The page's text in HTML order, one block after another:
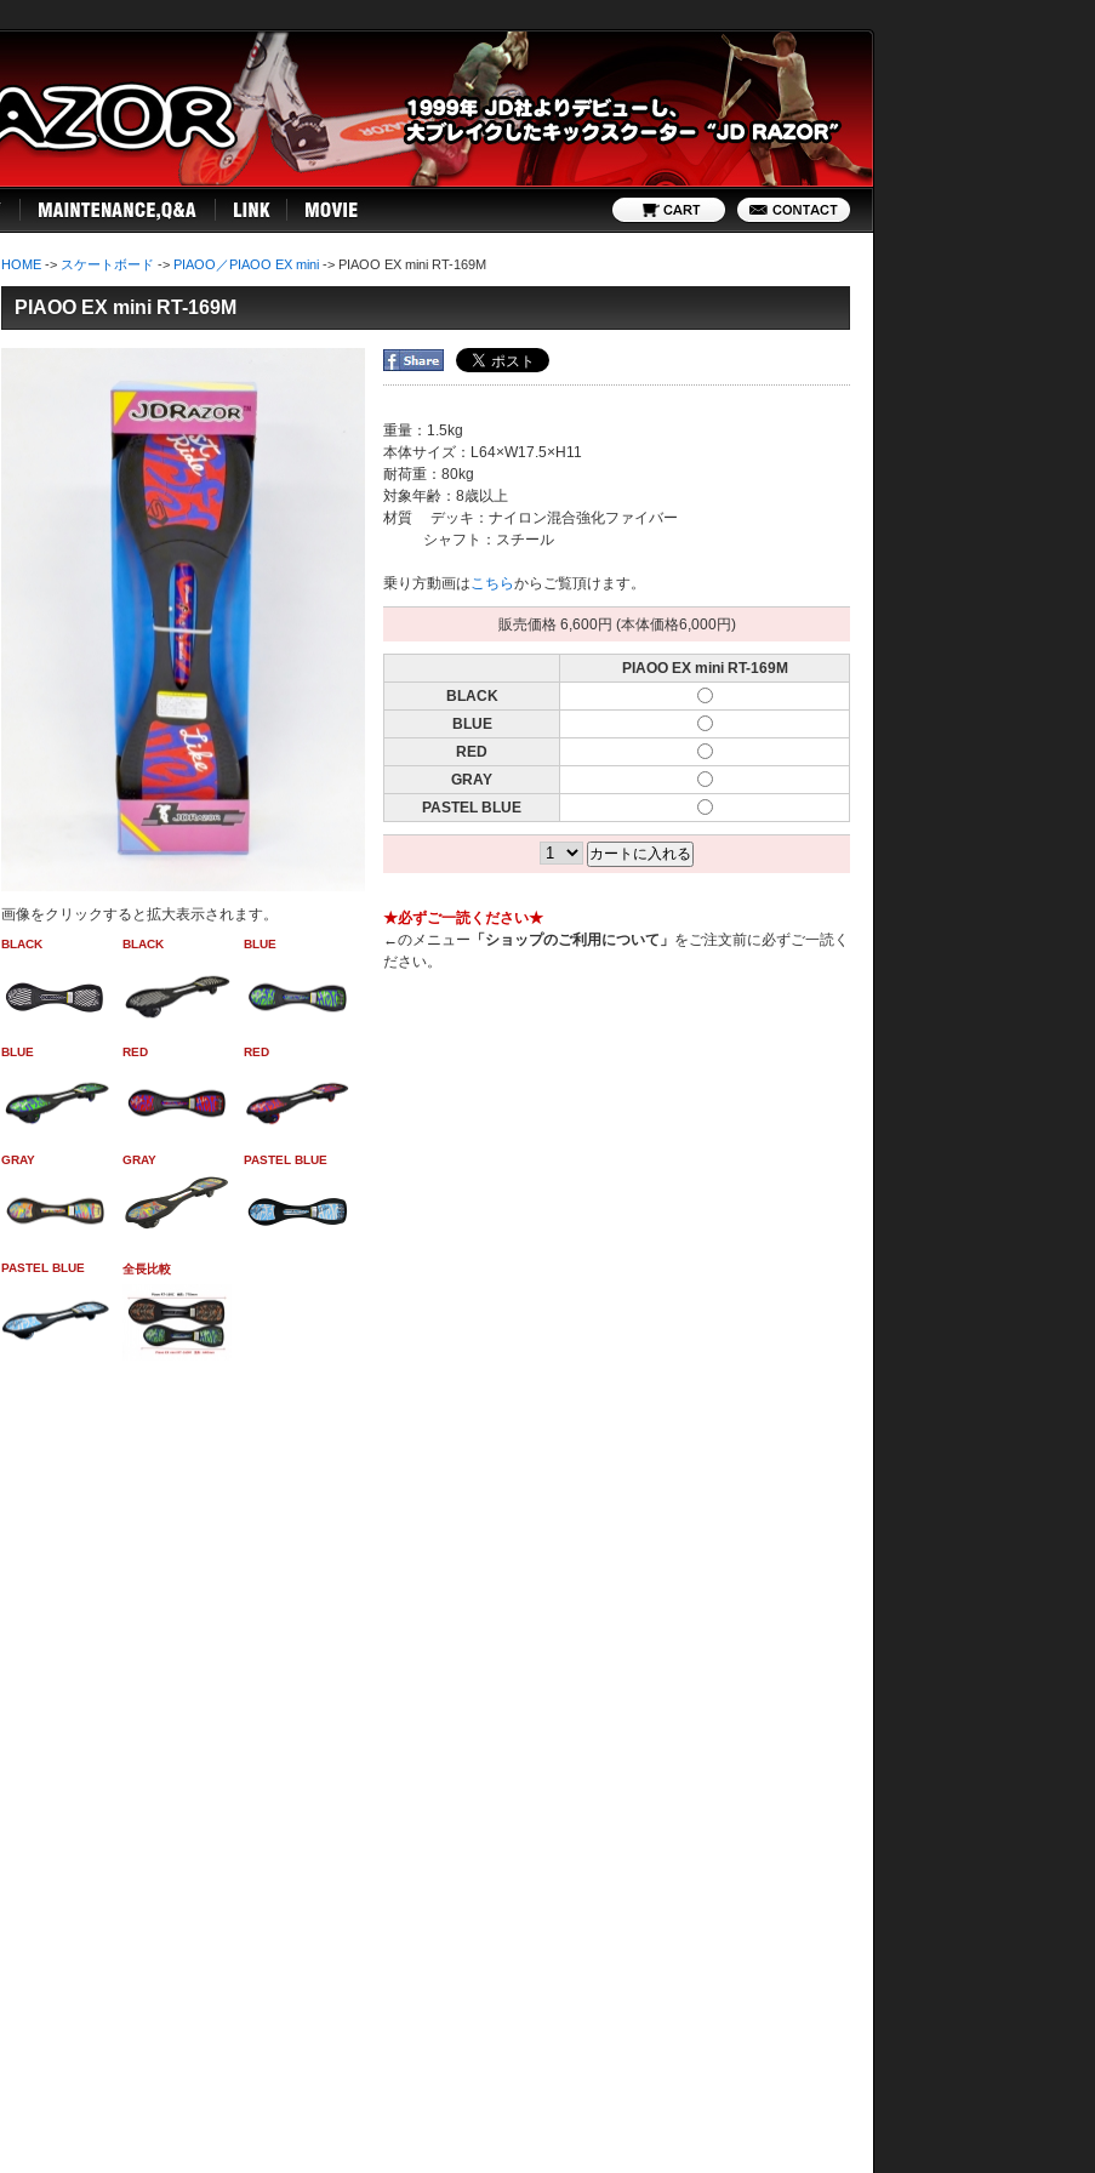
HOME -> スケートボード -> PIAOO／PIAOO EX mini -> PIAOO EX mini RT-169M
PIAOO EX mini RT-169M
画像をクリックすると拡大表示されます。
BLACK BLACK BLUE
BLUE RED RED
GRAY GRAY PASTEL BLUE
PASTEL BLUE 全長比較
重量：1.5kg
本体サイズ：L64×W17.5×H11
耐荷重：80kg
対象年齢：8歳以上
材質 デッキ：ナイロン混合強化ファイバー
シャフト：スチール
乗り方動画はこちらからご覧頂けます。
販売価格 6,600円 (本体価格6,000円)
PIAOO EX mini RT-169M
BLACK
BLUE
RED
GRAY
PASTEL BLUE
★必ずご一読ください★
←のメニュー 「ショップのご利用について」 をご注文前に必ずご一読く
ださい。